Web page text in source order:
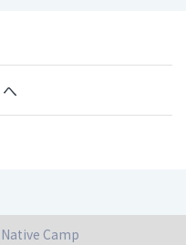
Native Camp